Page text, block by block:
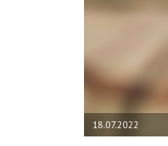
18.07.2022